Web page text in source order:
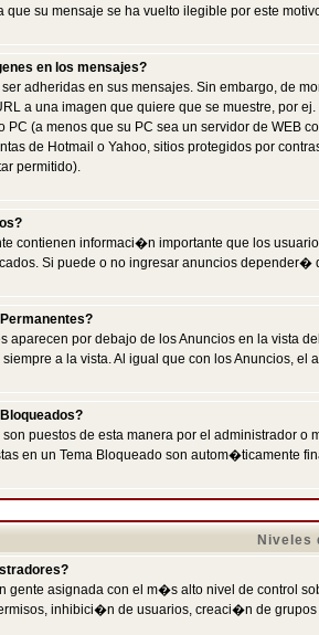
que su mensaje se ha vuelto ilegible por este
en los mensajes?
adheridas en sus mensajes. Sin embargo, de
a una imagen que quiere que se muestre, por
PC (a menos que su PC sea un servidor de
de Hotmail o Yahoo, sitios protegidos por
permitido).
contienen informaci�n importante que los
Si puede o no ingresar anuncios
aparecen por debajo de los Anuncios en la
a la vista. Al igual que con los Anuncios,
puestos de esta manera por el administrador
en un Tema Bloqueado son autom�ticamente
Niveles
gente asignada con el m�s alto nivel de control
inhibici�n de usuarios, creaci�n de